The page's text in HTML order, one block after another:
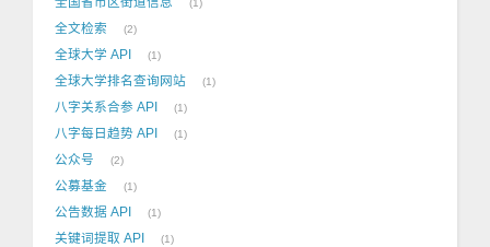
1
全文检索 2
全球大学 API 1
全球大学排名查询网站 1
八字关系合参 API 1
八字每日趋势 API 1
公众号 2
公募基金 1
公告数据 API 1
关键词提取 API 1